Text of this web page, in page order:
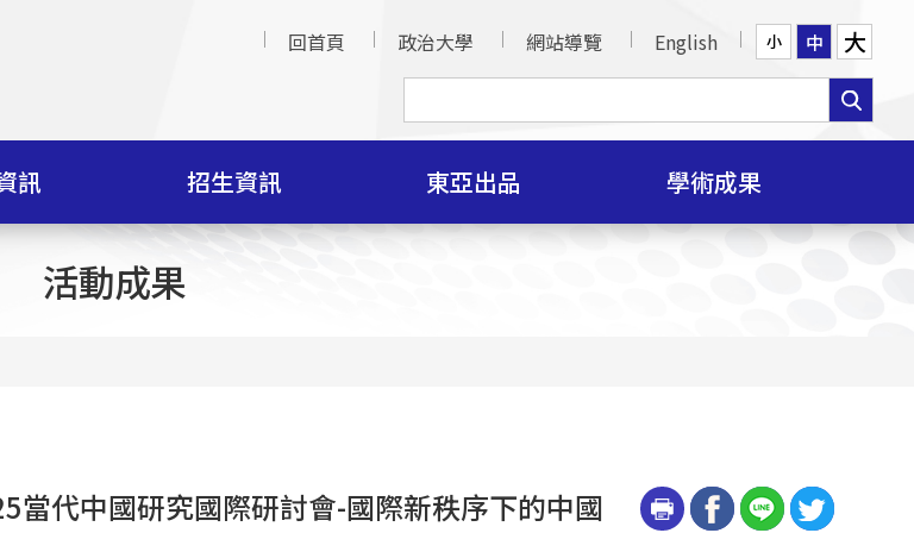
回首頁
政治大學 網站導覽 English 小 中 大
訊 招生資訊 東亞出品 學術成果
活動成果
當代中國研究國際研討會-國際新秩序下的中國